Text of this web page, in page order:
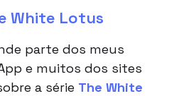
White Lotus
parte dos meus
e muitos dos sites
a série The White